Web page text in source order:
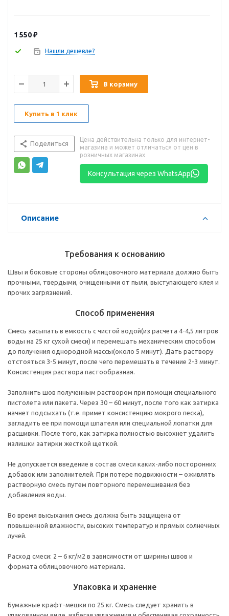
1 550₽
Нашли дешевле?
В корзину
Купить в 1 клик
Поделиться
Цена действительна только для интернет-
магазина и может отличаться от цен в
розничных магазинах
Консультация через WhatsApp
Описание
Требования к основанию
Швы и боковые стороны облицовочного материала должно быть
прочными, твердыми, очищенными от пыли, выступающего клея и
прочих загрязнений.
Способ применения
Смесь засыпать в емкость с чистой водой(из расчета 4-4,5 литров
воды на 25 кг сухой смеси) и перемешать механическим способом
до получения однородной массы(около 5 минут). Дать раствору
отстояться 3-5 минут, после чего перемешать в течение 2-3 минут.
Консистенция раствора пастообразная.
Заполнить шов полученным раствором при помощи специального
пистолета или пакета. Через 30 – 60 минут, после того как затирка
начнет подсыхать (т.е. примет консистенцию мокрого песка),
загладить ее при помощи шпателя или специальной лопатки для
расшивки. После того, как затирка полностью высохнет удалить
излишки затирки жесткой щеткой.
Не допускается введение в состав смеси каких-либо посторонних
добавок или заполнителей. При потере подвижности – оживлять
растворную смесь путем повторного перемешивания без
добавления воды.
Во время высыхания смесь должна быть защищена от
повышенной влажности, высоких температур и прямых солнечных
лучей.
Расход смеси: 2 – 6 кг/м2 в зависимости от ширины швов и
формата облицовочного материала.
Упаковка и хранение
Бумажные крафт-мешки по 25 кг. Смесь следует хранить в